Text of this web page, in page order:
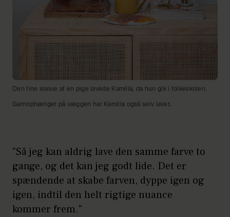
Den fine statue af en pige lavede Kamilla, da hun gik i folkeskolen.
Garnophænget på væggen har Kamilla også selv lavet.
"Så jeg kan aldrig lave den samme farve to
gange, og det kan jeg godt lide. Det er
spændende at skabe farven, dyppe igen og
igen, indtil den helt rigtige nuance
kommer frem."